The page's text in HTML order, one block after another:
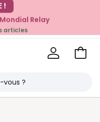
39€*
Relay
articles
Voir